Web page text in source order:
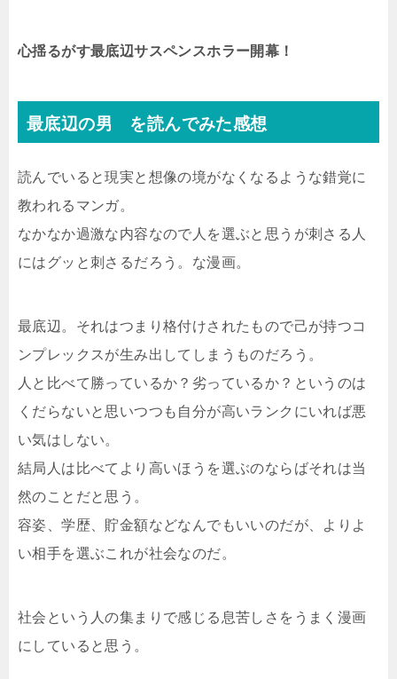
心揺るがす最底辺サスペンスホラー開幕！
最底辺の男 を読んでみた感想
読んでいると現実と想像の境がなくなるような錯覚に
教われるマンガ。
なかなか過激な内容なので人を選ぶと思うが刺さる人
にはグッと刺さるだろう。な漫画。
最底辺。それはつまり格付けされたもので己が持つコ
ンプレックスが生み出してしまうものだろう。
人と比べて勝っているか？劣っているか？というのは
くだらないと思いつつも自分が高いランクにいれば悪
い気はしない。
結局人は比べてより高いほうを選ぶのならばそれは当
然のことだと思う。
容姿、学歴、貯金額などなんでもいいのだが、よりよ
い相手を選ぶこれが社会なのだ。
社会という人の集まりで感じる息苦しさをうまく漫画
にしていると思う。